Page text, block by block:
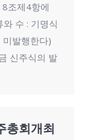
조제4항에
수 : 기명식
발행한다)
신주식의 발
총회개최